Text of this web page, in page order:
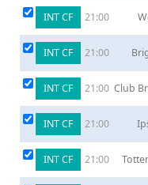
INT CF 21:00
INT CF 21:00
INT CF 21:00 Club
INT CF 21:00
INT CF 21:00